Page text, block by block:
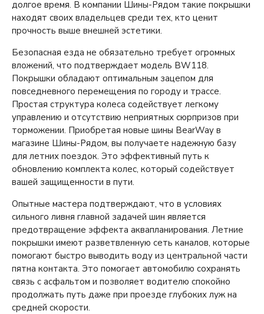
долгое время. В компании Шины-Рядом такие покрышки
находят своих владельцев среди тех, кто ценит
прочность выше внешней эстетики.
Безопасная езда не обязательно требует огромных
вложений, что подтверждает модель BW118.
Покрышки обладают оптимальным зацепом для
повседневного перемещения по городу и трассе.
Простая структура колеса содействует легкому
управлению и отсутствию неприятных сюрпризов при
торможении. Приобретая новые шины BearWay в
магазине Шины-Рядом, вы получаете надежную базу
для летних поездок. Это эффективный путь к
обновлению комплекта колес, который содействует
вашей защищенности в пути.
Опытные мастера подтверждают, что в условиях
сильного ливня главной задачей шин является
предотвращение эффекта аквапланирования. Летние
покрышки имеют разветвленную сеть каналов, которые
помогают быстро выводить воду из центральной части
пятна контакта. Это помогает автомобилю сохранять
связь с асфальтом и позволяет водителю спокойно
продолжать путь даже при проезде глубоких луж на
средней скорости.